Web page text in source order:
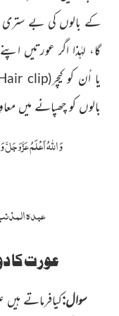
کے بالوں کی بے ستری
گا، لہٰذا اگر عورتیں
یا اُن کو کیچر(
clip
بالوں کو چھپانے میں
وَاللہُ اَعْلَمُعَزَّوَجَلَّ
عبدہ
عورت کا
سوال:کیافرماتے